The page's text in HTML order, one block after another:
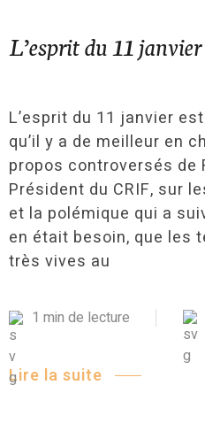
L’esprit du 11 janvier
L’esprit du 11 janvier
qu’il y a de meilleur en
propos controversés de
Président du CRIF, sur
et la polémique qui a
en était besoin, que les
très vives au
1 min de lecture
Lire la suite